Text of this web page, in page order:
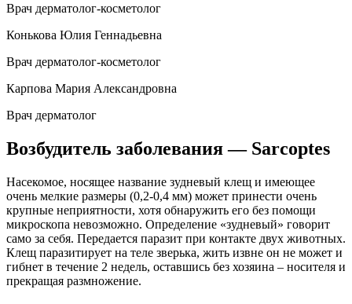
Врач дерматолог-косметолог
Конькова Юлия Геннадьевна
Врач дерматолог-косметолог
Карпова Мария Александровна
Врач дерматолог
Возбудитель заболевания — Sarcoptes
Насекомое, носящее название зудневый клещ и имеющее
очень мелкие размеры (0,2-0,4 мм) может принести очень
крупные неприятности, хотя обнаружить его без помощи
микроскопа невозможно. Определение «зудневый» говорит
само за себя. Передается паразит при контакте двух животных.
Клещ паразитирует на теле зверька, жить извне он не может и
гибнет в течение 2 недель, оставшись без хозяина – носителя и
прекращая размножение.